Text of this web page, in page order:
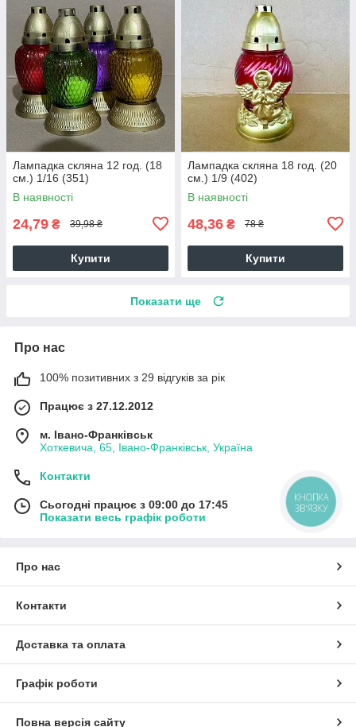
Лампадка скляна 12 год. (18
см.) 1/16 (351)
В наявності
24,79 ₴ 39,98 ₴
Купити
Лампадка скляна 18 год. (20
см.) 1/9 (402)
В наявності
48,36 ₴ 78 ₴
Купити
Показати ще
Про нас
100% позитивних з 29 відгуків за рік
Працює з 27.12.2012
м. Івано-Франківськ
Хоткевича, 65, Івано-Франківськ, Україна
Контакти
Сьогодні працює з 09:00 до 17:45
Показати весь графік роботи
Про нас
Контакти
Доставка та оплата
Графік роботи
Повна версія сайту
КНОПКА
ЗВ'ЯЗКУ